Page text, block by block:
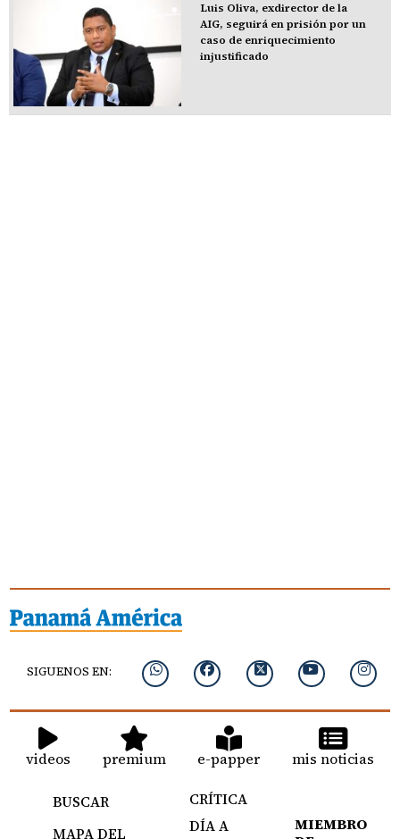
Luis Oliva, exdirector de la
AIG, seguirá en prisión por un
caso de enriquecimiento
injustificado
SIGUENOS EN:
videos premium e-papper mis noticias
BUSCAR
MAPA DEL
CRÍTICA
DÍA A
MIEMBRO